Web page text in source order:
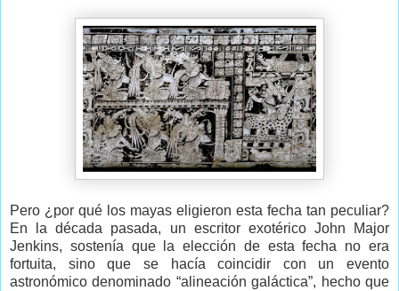
Pero ¿por qué los mayas eligieron esta fecha tan peculiar?
En la década pasada, un escritor exotérico John Major
Jenkins, sostenía que la elección de esta fecha no era
fortuita, sino que se hacía coincidir con un evento
astronómico denominado “alineación galáctica”, hecho que